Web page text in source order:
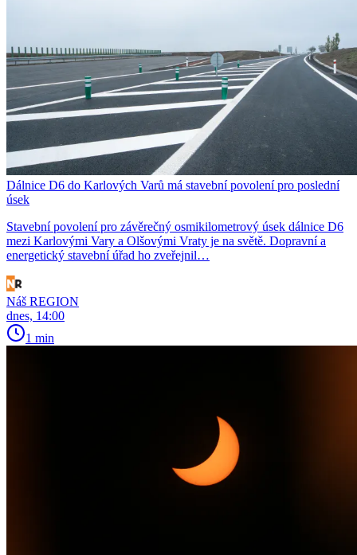
Dálnice D6 do Karlových Varů má stavební povolení pro poslední
úsek
Stavební povolení pro závěrečný osmikilometrový úsek dálnice D6
mezi Karlovými Vary a Olšovými Vraty je na světě. Dopravní a
energetický stavební úřad ho zveřejnil…
Náš REGION
dnes, 14:00
1 min